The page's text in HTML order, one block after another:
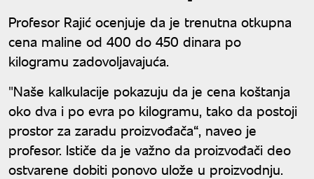
Profesor Rajić ocenjuje da je trenutna otkupna
cena maline od 400 do 450 dinara po
kilogramu zadovoljavajuća.
"Naše kalkulacije pokazuju da je cena koštanja
oko dva i po evra po kilogramu, tako da postoji
prostor za zaradu proizvođača“, naveo je
profesor. Ističe da je važno da proizvođači deo
ostvarene dobiti ponovo ulože u proizvodnju.